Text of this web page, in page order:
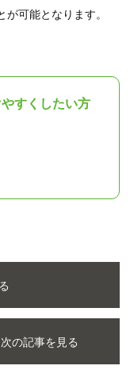
可能となります。
すくしたい方
次の記事を見る